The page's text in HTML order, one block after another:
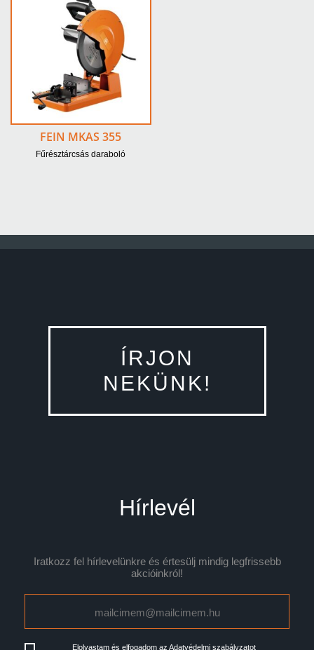
FEIN MKAS 355
Fűrésztárcsás daraboló
ÍRJON
NEKÜNK!
Hírlevél
Iratkozz fel hírlevelünkre és értesülj mindig legfrissebb
akcióinkról!
Elolvastam és elfogadom az Adatvédelmi szabályzatot